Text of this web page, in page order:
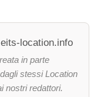
location.info
in parte
stessi Location
nostri redattori.